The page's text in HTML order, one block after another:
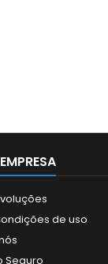
de uso
Seguro